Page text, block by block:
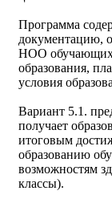
Программа
документацию,
НОО
образования,
условия
Вариант 5.1.
получает
итоговым
образованию
возможностям
классы).